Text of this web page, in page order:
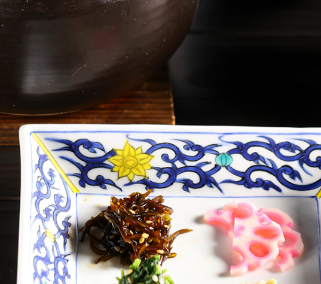
山第】 特別和洋室/内風呂付/130平米【桃山第】
山翠楼のお料理は、地のもの旬のもの
を用い、 一品ずつ食材の持ち味を活か
した会席料理が自慢です。 会席料理に
湯葉をあしらったお料理はここならで